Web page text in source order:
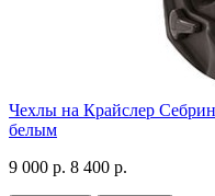
Чехлы на Крайслер
белым
9 000 р. 8 400 р.